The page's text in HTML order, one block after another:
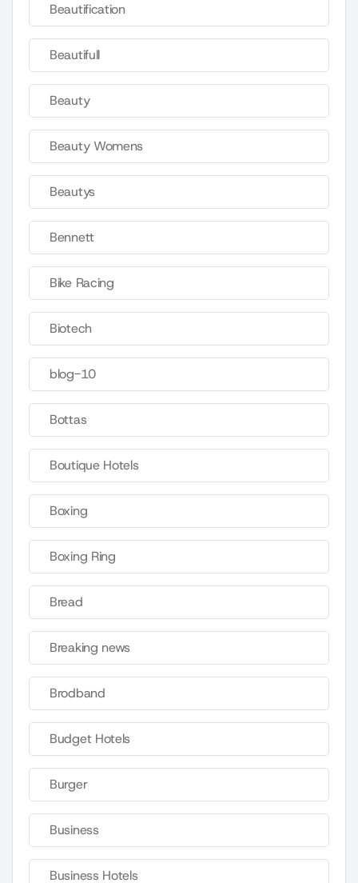
Beautification
Beautifull
Beauty
Beauty Womens
Beautys
Bennett
Bike Racing
Biotech
blog-10
Bottas
Boutique Hotels
Boxing
Boxing Ring
Bread
Breaking news
Brodband
Budget Hotels
Burger
Business
Business Hotels